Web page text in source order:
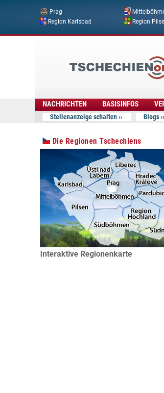
Prag
Region Karlsbad
Region
Online
NACHRICHTEN BASISINFOS
Stellenanzeige schalten Blogs
Die Regionen Tschechiens
Interaktive Regionenkarte